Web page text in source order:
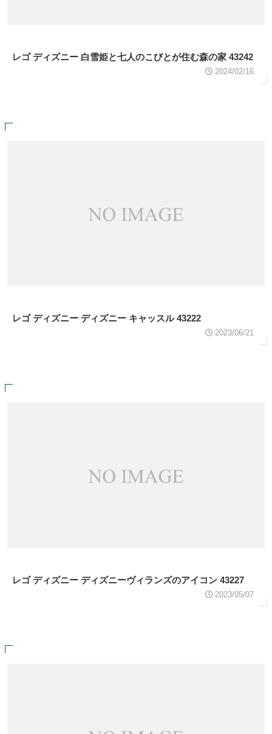
レゴ ディズニー 白雪姫と七人のこびとが住む森の家 43242
2024/02/16
レゴ ディズニー ディズニー キャッスル 43222
2023/06/21
レゴ ディズニー ディズニーヴィランズのアイコン 43227
2023/05/07